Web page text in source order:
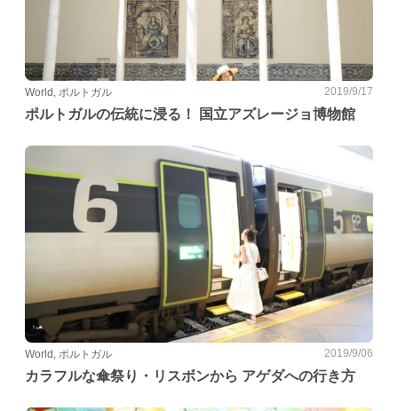
World, ポルトガル 2019/9/17
ポルトガルの伝統に浸る！ 国立アズレージョ博物館
World, ポルトガル 2019/9/06
カラフルな傘祭り・リスボンから アゲダへの行き方